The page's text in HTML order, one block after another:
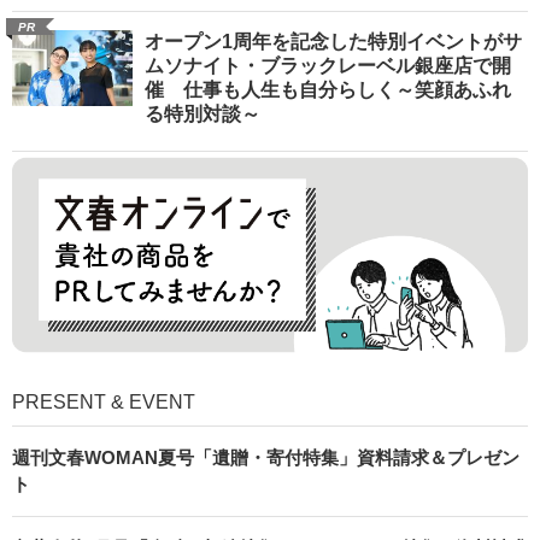
PR
オープン1周年を記念した特別イベントがサ
ムソナイト・ブラックレーベル銀座店で開
催 仕事も人生も自分らしく～笑顔あふれ
る特別対談～
PRESENT & EVENT
週刊文春WOMAN夏号「遺贈・寄付特集」資料請求＆プレゼン
ト